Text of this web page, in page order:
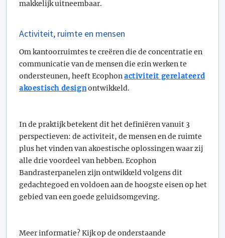
makkelijk uitneembaar.
Activiteit, ruimte en mensen
Om kantoorruimtes te creëren die de concentratie en
communicatie van de mensen die erin werken te
ondersteunen, heeft Ecophonactiviteit gerelateerd
akoestisch designontwikkeld.
In de praktijk betekent dit het definiëren vanuit 3
perspectieven: de activiteit, de mensen en de ruimte
plus het vinden van akoestische oplossingen waar zij
alle drie voordeel van hebben. Ecophon
Bandrasterpanelen zijn ontwikkeld volgens dit
gedachtegoed en voldoen aan de hoogste eisen op het
gebied van een goede geluidsomgeving.
Meer informatie? Kijk op de onderstaande